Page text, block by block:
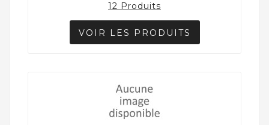
12 Produits
VOIR LES PRODUITS